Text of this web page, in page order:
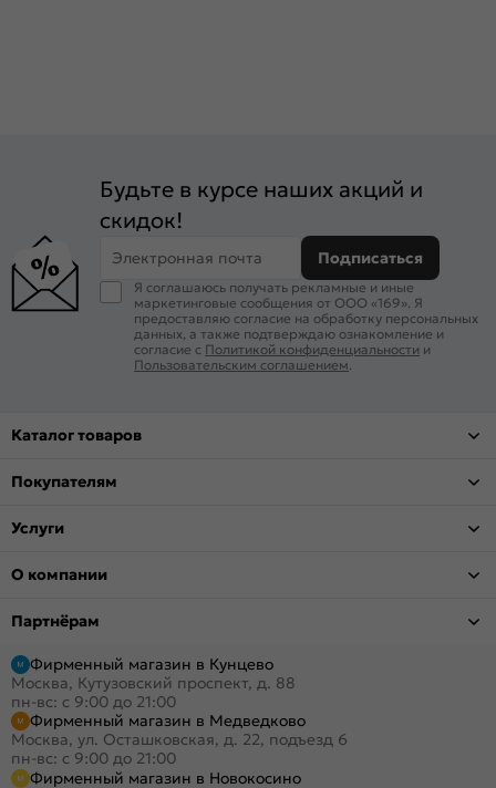
Будьте в курсе наших акций и
скидок!
Электронная почта Подписаться
Я соглашаюсь получать рекламные и иные
маркетинговые сообщения от ООО «169». Я
предоставляю согласие на обработку персональных
данных, а также подтверждаю ознакомление и
согласие с Политикой конфиденциальности и
Пользовательским соглашением
Каталог товаров
Покупателям
Услуги
О компании
Партнёрам
Фирменный магазин в Кунцево
Москва, Кутузовский проспект, д. 88
пн-вс: с 9:00 до 21:00
Фирменный магазин в Медведково
Москва, ул. Осташковская, д. 22, подъезд 6
пн-вс: с 9:00 до 21:00
Фирменный магазин в Новокосино